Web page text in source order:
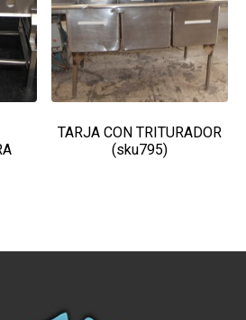
TARJA CON TRITURADOR
(sku795)